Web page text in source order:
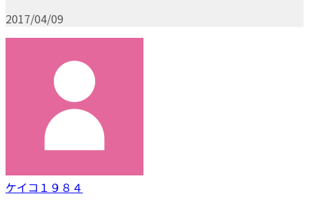
2017/04/09
ケイコ１９８４